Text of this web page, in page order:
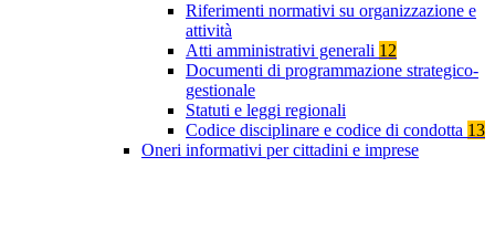
Riferimenti normativi su organizzazione e
attività
Atti amministrativi generali 12
Documenti di programmazione strategico-
gestionale
Statuti e leggi regionali
Codice disciplinare e codice di condotta 13
Oneri informativi per cittadini e imprese